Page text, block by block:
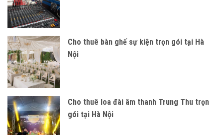
Cho thuê bàn ghế sự kiện trọn gói tại Hà
Nội
Cho thuê loa đài âm thanh Trung Thu trọn
gói tại Hà Nội